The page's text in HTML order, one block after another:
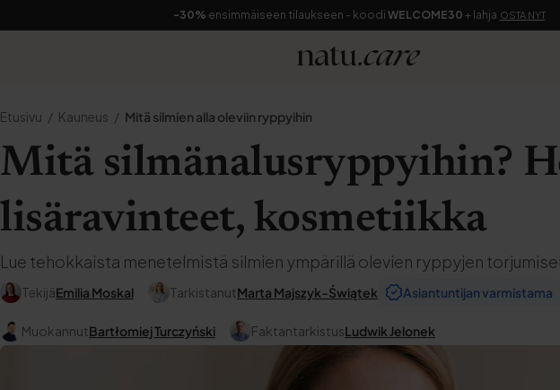
-30% ensimmäiseen tilaukseen - koodi WELCOME30 + lahja OSTA NYT
Etusivu Kauneus Mitä silmien alla oleviin ryppyihin
Mitä silmänalusryppyihin?
lisäravinteet, kosmetiikka
Lue tehokkaista menetelmistä silmien ympärillä olevien ryppyjen
TekijäEmilia Moskal TarkistanutMarta Majszyk-Świątek Asiantuntijan varmistama
MuokannutBartłomiej Turczyński FaktantarkistusLudwik Jelonek